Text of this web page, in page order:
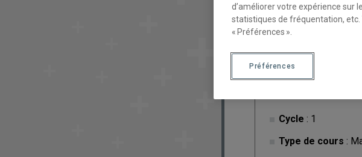
Description
Cycle : 1
Type de cours :
d’améliorer votre expérience sur
statistiques de fréquentation,
« Préférences ».
Préférences